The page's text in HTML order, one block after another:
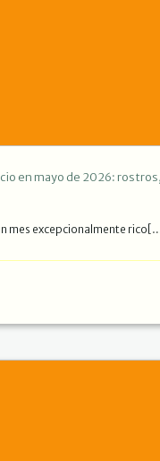
en mayo de 2026:
mes excepcionalmente